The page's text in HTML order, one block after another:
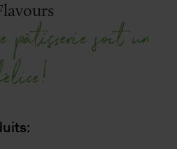
pâtisserie soit un